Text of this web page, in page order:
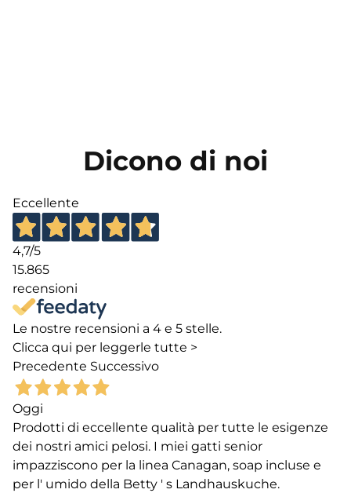
Dicono di noi
Eccellente
4,7/5
15.865
recensioni
Le nostre recensioni a 4 e 5 stelle.
Clicca qui per leggerle tutte >
Precedente Successivo
Oggi
Prodotti di eccellente qualità per tutte le esigenze
dei nostri amici pelosi. I miei gatti senior
impazziscono per la linea Canagan, soap incluse e
per l' umido della Betty ' s Landhauskuche.